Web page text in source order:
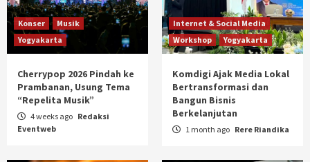
Konser
Musik
Yogyakarta
Cherrypop 2026 Pindah ke
Prambanan, Usung Tema
“Repelita Musik”
4 weeks ago Redaksi
Eventweb
Internet & Social Media
Workshop
Yogyakarta
Komdigi Ajak Media Lokal
Bertransformasi dan
Bangun Bisnis
Berkelanjutan
1 month ago Rere Riandika